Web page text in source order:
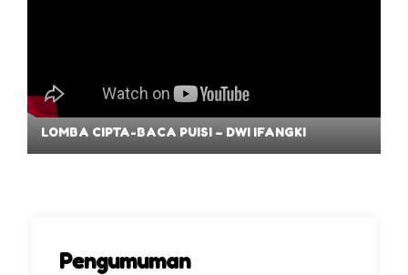
LOMBA CIPTA-BACA PUISI – DWI IFANGKI
Pengumuman